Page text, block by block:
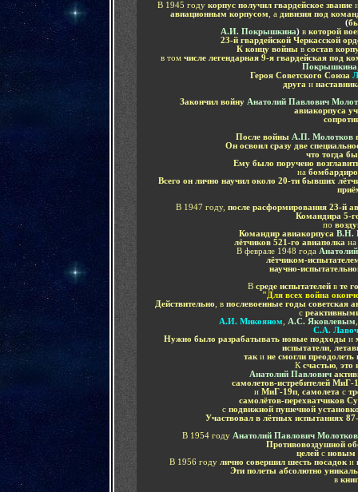
В 1945 году корпус получил гвардейское звание
авиационным корпусом , а дивизия под
(
А.И. Покрышкина)в которой
23-й гвардейской Черкасской
К концу войнывсостав
в том числе легендарная 9-я гвардейская под
Покрышкина
Героя Советского Союза
друга и
Закончил войну Анатолий Павлович
авиакорпуса
После войны А.П. Молотков
Он освоил сразу две
что тогда
Ему было поручено
на
Всего он лично научил около 20-ти бывших
В 1947 году, после расформирования 23-й
Командира 5-
по
Командир авиакорпуса В.Н.
лётчиков 521-го авиаполка на
В феврале 1948 года
лётчиком-
научно-
В среде испытателей в те
"Для всех война
Действительно , в послевоенные годы советская
с
А.И. Микояном
А.С. Яковлевым
С.А.
Нужно было разрабатывать новые подходыи
испытатели,
так и не смогли
К счастью это
Анатолий Павлович
самолетов-истребителей МиГ-
и МиГ-19п, самолета с
самолётов-перехватчиков
с подвижной пушечной
Участвовал в лётных испытаниях
В 1954 году Анатолий Павлович Молотков
Противовоздушной
целей с новым
В 1956 году лично совершил шесть посадок и
Эти полеты абсолютно
в